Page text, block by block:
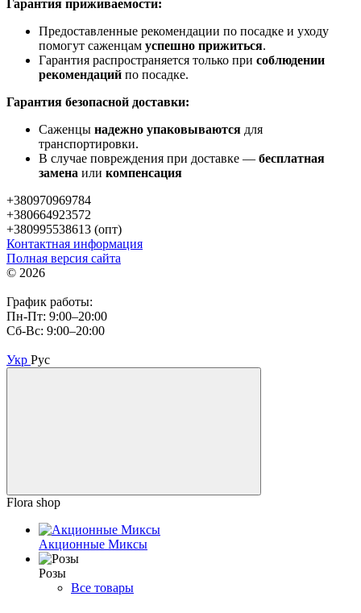
Гарантия приживаемости:
Предоставленные рекомендации по посадке и уходу
помогут саженцам успешно прижиться.
Гарантия распространяется только при соблюдении
рекомендаций по посадке.
Гарантия безопасной доставки:
Саженцы надежно упаковываются для
транспортировки.
В случае повреждения при доставке — бесплатная
замена или компенсация
+380970969784
+380664923572
+380995538613 (опт)
Контактная информация
Полная версия сайта
© 2026
График работы:
Пн-Пт: 9:00–20:00
Сб-Вс: 9:00–20:00
Укр Рус
Flora shop
Акционные Миксы
Розы
Все товары